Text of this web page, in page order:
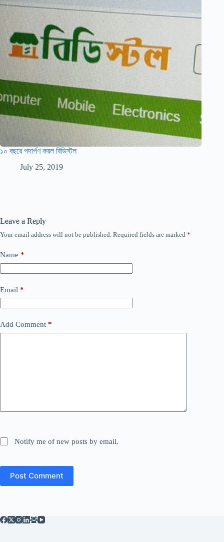
১০ বছরে পদার্পণ করল বিডিস্টল
July 25, 2019
Leave a Reply
Your email address will not be published. Required fields are marked *
Name *
Email *
Add Comment *
Notify me of new posts by email.
Post Comment